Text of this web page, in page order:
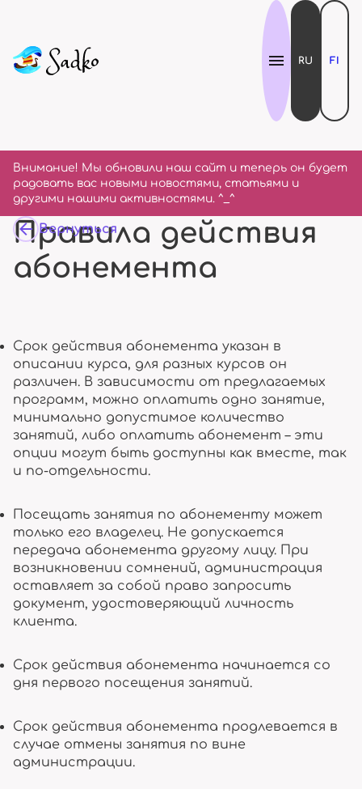
Внимание! Мы обновили наш сайт и теперь он будет
радовать вас новыми новостями, статьями и
другими нашими активностями. ^_^
RU FI
Вернуться
Правила действия
абонемента
Срок действия абонемента указан в
описании курса, для разных курсов он
различен. В зависимости от предлагаемых
программ, можно оплатить одно занятие,
минимально допустимое количество
занятий, либо оплатить абонемент – эти
опции могут быть доступны как вместе, так
и по-отдельности.
Посещать занятия по абонементу может
только его владелец. Не допускается
передача абонемента другому лицу. При
возникновении сомнений, администрация
оставляет за собой право запросить
документ, удостоверяющий личность
клиента.
Срок действия абонемента начинается со
дня первого посещения занятий.
Срок действия абонемента продлевается в
случае отмены занятия по вине
администрации.